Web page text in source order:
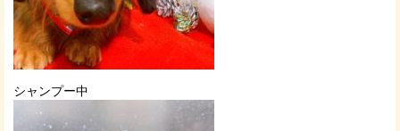
シャンプー中